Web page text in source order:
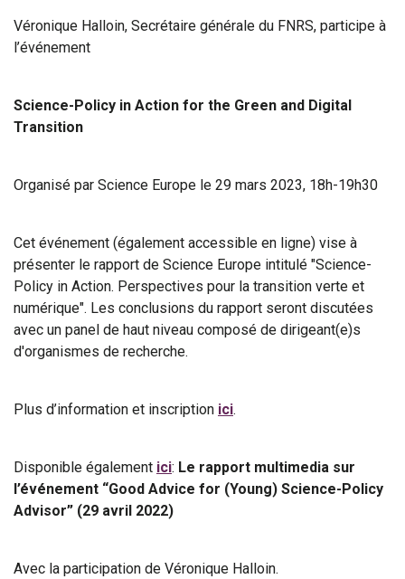
Véronique Halloin, Secrétaire générale du FNRS, participe à
l’événement
Science-Policy in Action for the Green and Digital
Transition
Organisé par Science Europe le 29 mars 2023, 18h-19h30
Cet événement (également accessible en ligne) vise à
présenter le rapport de Science Europe intitulé "Science-
Policy in Action. Perspectives pour la transition verte et
numérique". Les conclusions du rapport seront discutées
avec un panel de haut niveau composé de dirigeant(e)s
d'organismes de recherche.
Plus d’information et inscription ici.
Disponible également ici: Le rapport multimedia sur
l’événement “Good Advice for (Young) Science-Policy
Advisor” (29 avril 2022)
Avec la participation de Véronique Halloin.